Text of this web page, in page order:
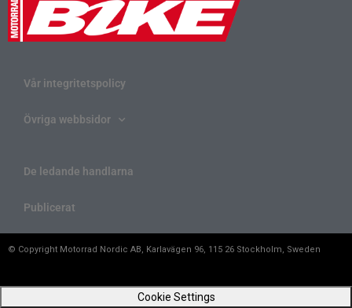
Vår integritetspolicy
Övriga webbsidor
De ledande handlarna
Publicerat
© Copyright Motorrad Nordic AB, Karlavägen 96, 115 26 Stockholm, Sweden
Cookie Settings